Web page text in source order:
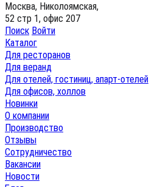
Москва, Николоямская,
52 стр 1, офис 207
Поиск Войти
Каталог
Для ресторанов
Для веранд
Для отелей, гостиниц, апарт-отелей
Для офисов, холлов
Новинки
О компании
Производство
Отзывы
Сотрудничество
Вакансии
Новости